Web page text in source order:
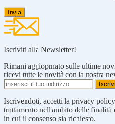
Iscriviti alla Newsletter!
Rimani aggioprnato sulle ultime
ricevi tutte le novità con la nostra
Iscrivendoti, accetti la privacy
trattamento nell'ambito delle
in cui il consenso sia richiesto.